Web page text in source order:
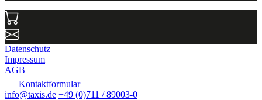
Datenschutz
Impressum
AGB
Kontaktformular
info@taxis.de +49 (0)711 / 89003-0